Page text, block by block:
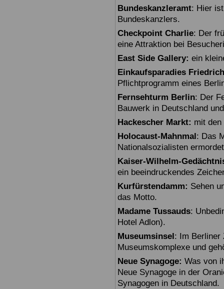
Bundeskanzleramt: Hier
Bundeskanzlers.
Checkpoint Charlie: Der
eine Attraktion bei
East Side Gallery: ein
Einkaufsparadies
Pflichtprogramm eines
Fernsehturm Berlin: Der
Bauwerk in Deutschland
Hackescher Markt: mit
Holocaust-Mahnmal : Das
Nationalsozialisten
Kaiser-Wilhelm-
ein beeindruckendes
Kurfürstendamm: Sehen
das Motto.
Madame Tussauds:
Hotel Adlon).
Museumsinsel : Im Berliner
Museumskomplexe und
Neue Synagoge: Was von
Neue Synagoge in der
Synagogen in Deutschland.